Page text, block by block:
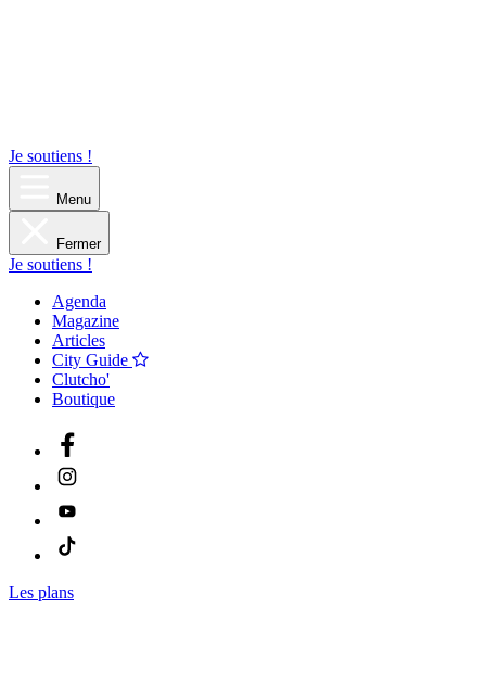
Je soutiens !
Menu
Fermer
Je soutiens !
Agenda
Magazine
Articles
City Guide
Clutcho'
Boutique
Les plans